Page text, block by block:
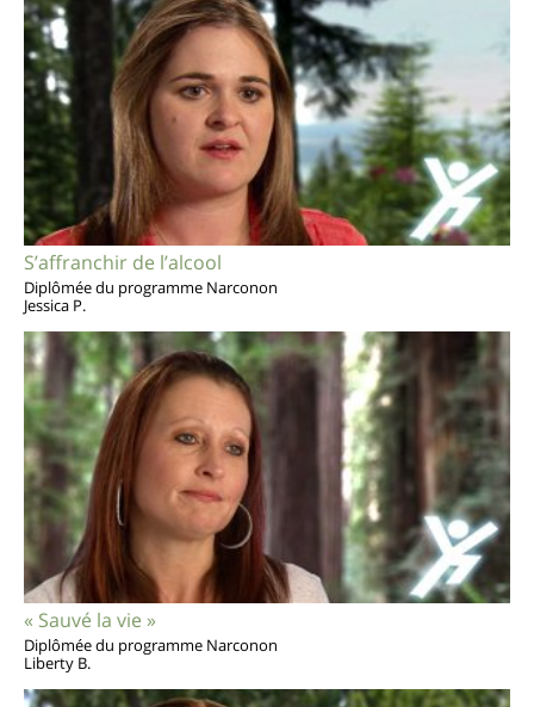
S’affranchir de l’alcool
Diplômée du programme Narconon
Jessica P.
« Sauvé la vie »
Diplômée du programme Narconon
Liberty B.